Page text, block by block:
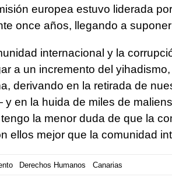
europea estuvo liderada
once años, llegando a
internacional y la
a un incremento del
derivando en la retirada de
en la huida de miles de
tengo la menor duda de que la
ellos mejor que la comunidad
Derechos Humanos Canarias